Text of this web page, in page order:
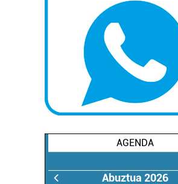
AGENDA
Abuztua 2026